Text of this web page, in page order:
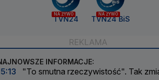
NA ŻYWO
TVN24
NA ŻYWO
TVN24 BiS
INFORMACJE:
"To smutna rzeczywistość". Tak